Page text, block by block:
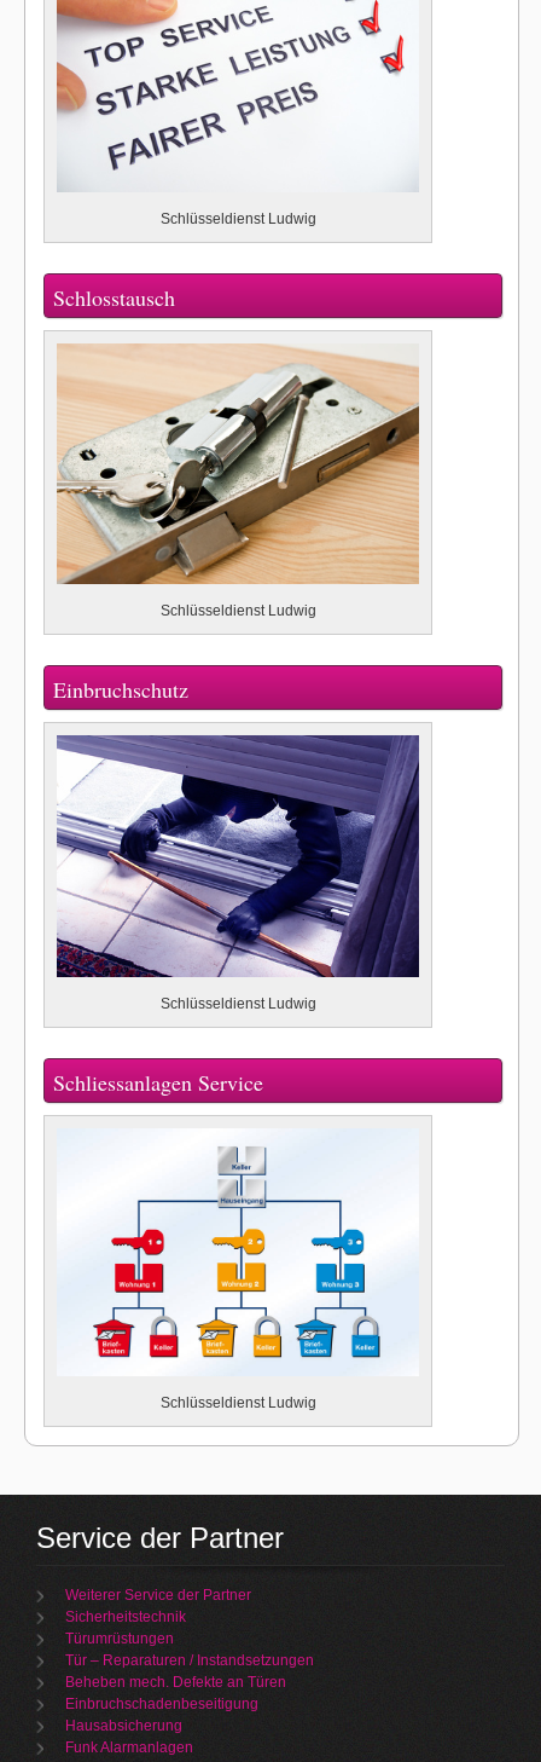
Schlüsseldienst Ludwig
Schlosstausch
Schlüsseldienst Ludwig
Einbruchschutz
Schlüsseldienst Ludwig
Schliessanlagen Service
Schlüsseldienst Ludwig
Service der Partner
Weiterer Service der Partner
Sicherheitstechnik
Türumrüstungen
Tür – Reparaturen / Instandsetzungen
Beheben mech. Defekte an Türen
Einbruchschadenbeseitigung
Hausabsicherung
Funk Alarmanlagen